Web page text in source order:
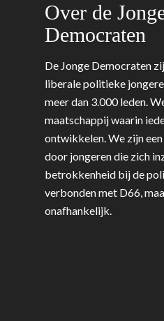
Over de
Democraten
De Jonge Democraten
liberale politieke
meer dan 3.000 leden.
maatschappij waarin
ontwikkelen. We zijn
door jongeren die zich
betrokkenheid bij de
verbonden met D66,
onafhankelijk.